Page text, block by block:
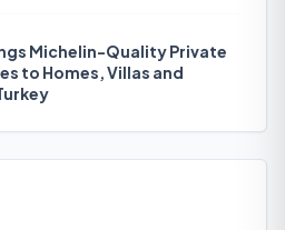
Michelin-Quality Private
to Homes, Villas and